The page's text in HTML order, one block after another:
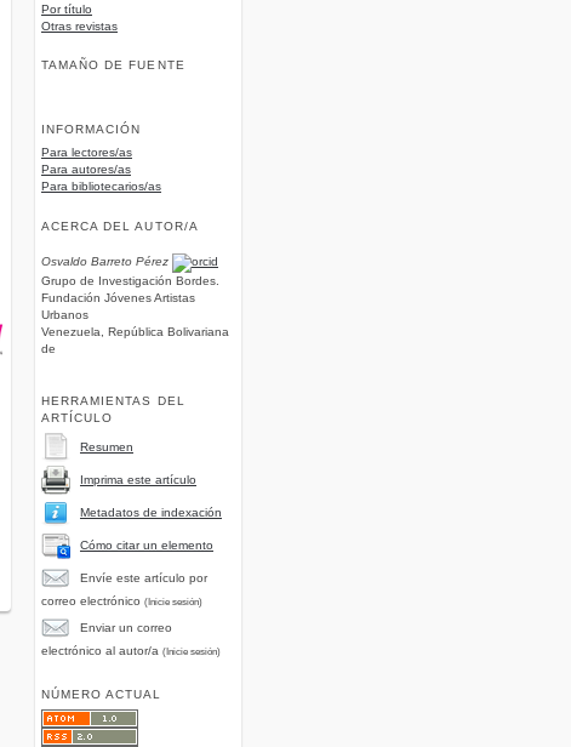
Por título
Otras revistas
TAMAÑO DE FUENTE
INFORMACIÓN
Para lectores/as
Para autores/as
Para bibliotecarios/as
ACERCA DEL AUTOR/A
Osvaldo Barreto Pérez
Grupo de Investigación Bordes.
Fundación Jóvenes Artistas
Urbanos
Venezuela, República Bolivariana
de
HERRAMIENTAS DEL
ARTÍCULO
Resumen
Imprima este artículo
Metadatos de indexación
Cómo citar un elemento
Envíe este artículo por
correo electrónico (Inicie sesión)
Enviar un correo
electrónico al autor/a (Inicie sesión)
NÚMERO ACTUAL